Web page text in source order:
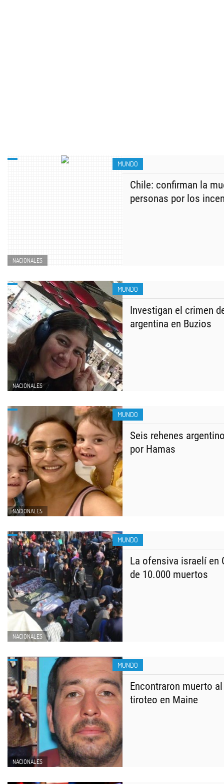
MUNDO
NACIONALES
Chile: confirman la
personas por los
MUNDO
NACIONALES
Investigan el crimen
argentina en Buzios
MUNDO
NACIONALES
Seis rehenes
por Hamas
MUNDO
NACIONALES
La ofensiva israelí en
de 10.000 muertos
MUNDO
NACIONALES
Encontraron muerto
tiroteo en Maine